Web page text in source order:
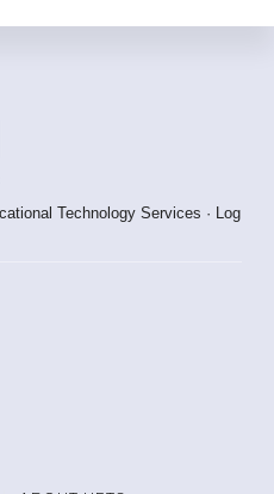
Technology Services · Log